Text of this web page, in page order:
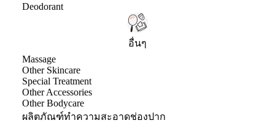
Deodorant
อื่นๆ
Massage
Other Skincare
Special Treatment
Other Accessories
Other Bodycare
ผลิตภัณฑ์ทำความสะอาดช่องปาก